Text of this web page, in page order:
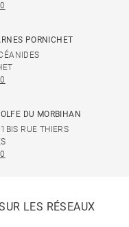
PORNICHET
DU MORBIHAN
RUE THIERS
LES RÉSEAUX